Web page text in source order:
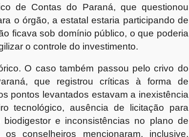
de Contas do Paraná, que questionou
o órgão, a estatal estaria participando de
ficava sob domínio público, o que poderia
o controle do investimento.
O caso também passou pelo crivo do
que registrou críticas à forma de
pontos levantados estavam a inexistência
tecnológico, ausência de licitação para
e inconsistências no plano de
conselheiros mencionaram, inclusive,